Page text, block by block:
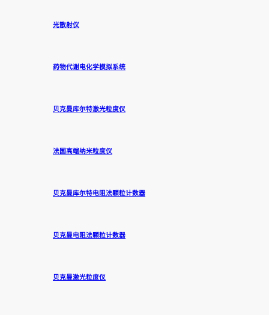
光散射仪
药物代谢电化学模拟系统
贝克曼库尔特激光粒度仪
法国高端纳米粒度仪
贝克曼库尔特电阻法颗粒计数器
贝克曼电阻法颗粒计数器
贝克曼激光粒度仪